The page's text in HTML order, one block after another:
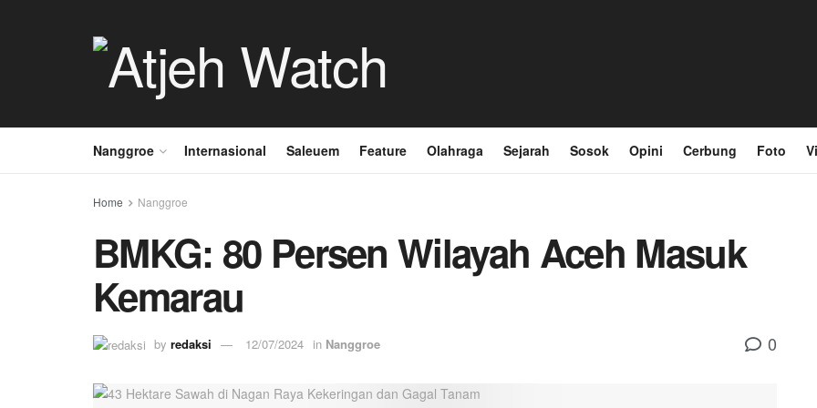
Nanggroe Internasional Saleuem Feature Olahraga Sejarah Sosok Opini Cerbung Foto
Home Nanggroe
BMKG: 80 Persen Wilayah Aceh Masuk
Kemarau
by redaksi 12/07/2024 in Nanggroe 0